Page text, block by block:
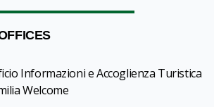
Informazioni e Accoglienza Turistica
Welcome